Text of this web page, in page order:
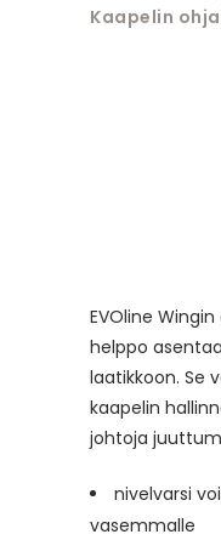
Kaapelin
EVOline
helppo
laatikkoon. Se
kaapelin
johtoja
nivelvarsi
vasemmalle